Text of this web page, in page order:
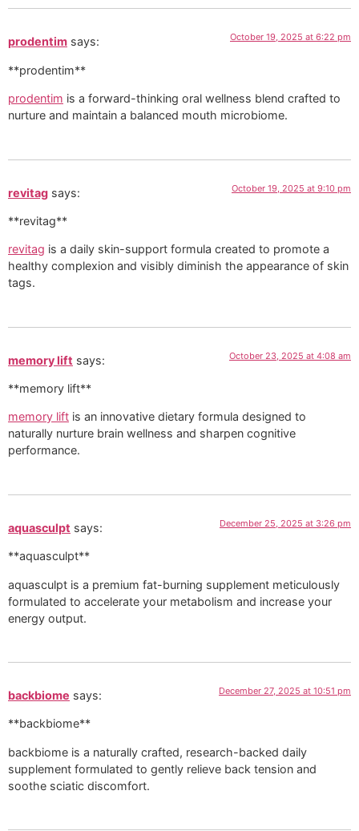
prodentim says: October 19, 2025 at 6:22 pm
**prodentim**
prodentim is a forward-thinking oral wellness blend crafted to
nurture and maintain a balanced mouth microbiome.
revitag says: October 19, 2025 at 9:10 pm
**revitag**
revitag is a daily skin-support formula created to promote a
healthy complexion and visibly diminish the appearance of skin
tags.
memory lift says: October 23, 2025 at 4:08 am
** memory lift**
memory lift is an innovative dietary formula designed to
naturally nurture brain wellness and sharpen cognitive
performance.
aquasculpt says: December 25, 2025 at 3:26 pm
**aquasculpt**
aquasculpt is a premium fat-burning supplement meticulously
formulated to accelerate your metabolism and increase your
energy output.
backbiome says: December 27, 2025 at 10:51 pm
**backbiome**
backbiome is a naturally crafted, research-backed daily
supplement formulated to gently relieve back tension and
soothe sciatic discomfort.